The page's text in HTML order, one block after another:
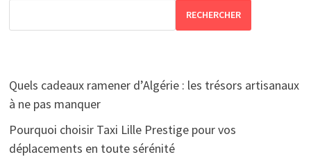
RECHERCHER
Quels cadeaux ramener d’Algérie : les trésors artisanaux
à ne pas manquer
Pourquoi choisir Taxi Lille Prestige pour vos
déplacements en toute sérénité